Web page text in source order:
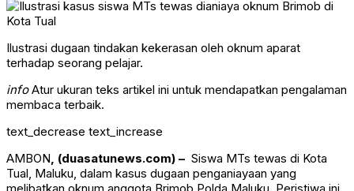
Ilustrasi dugaan tindakan kekerasan oleh oknum aparat
terhadap seorang pelajar.
infoAtur ukuran teks artikel ini untuk mendapatkan pengalaman
membaca terbaik.
text_decrease text_increase
AMBON, (duasatunews.com) – Siswa MTs tewas di Kota
Tual, Maluku, dalam kasus dugaan penganiayaan yang